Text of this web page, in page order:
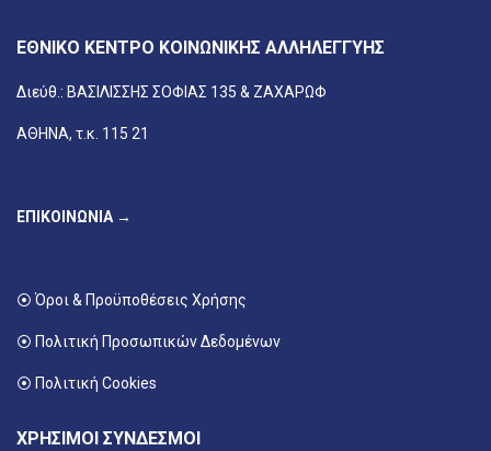
ΕΘΝΙΚΟ ΚΕΝΤΡΟ ΚΟΙΝΩΝΙΚΗΣ ΑΛΛΗΛΕΓΓΥΗΣ
Διεύθ.: ΒΑΣΙΛΙΣΣΗΣ ΣΟΦΙΑΣ 135 & ΖΑΧΑΡΩΦ
ΑΘΗΝΑ, τ.κ. 115 21
ΕΠΙΚΟΙΝΩΝΙΑ →
⦿ Όροι & Προϋποθέσεις Χρήσης
⦿ Πολιτική Προσωπικών Δεδομένων
⦿ Πολιτική Cookies
ΧΡΗΣΙΜΟΙ ΣΥΝΔΕΣΜΟΙ